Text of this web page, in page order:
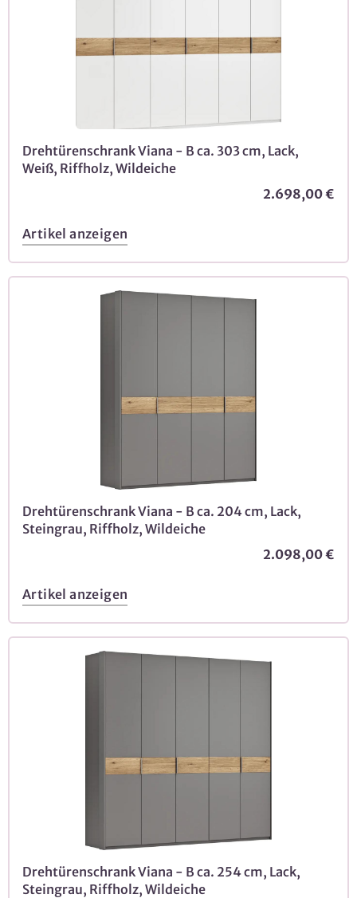
Drehtürenschrank Viana - B ca. 303 cm, Lack,
Weiß, Riffholz, Wildeiche
2.698,00 €
Artikel anzeigen
Drehtürenschrank Viana - B ca. 204 cm, Lack,
Steingrau, Riffholz, Wildeiche
2.098,00 €
Artikel anzeigen
Drehtürenschrank Viana - B ca. 254 cm, Lack,
Steingrau, Riffholz, Wildeiche